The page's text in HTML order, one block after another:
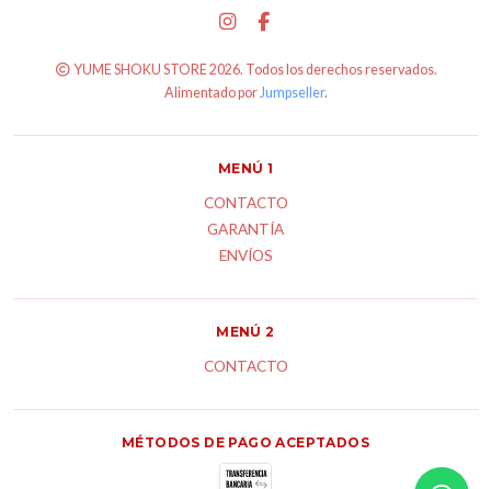
YUME SHOKU STORE 2026. Todos los derechos reservados.
Alimentado porJumpseller.
MENÚ 1
CONTACTO
GARANTÍA
ENVÍOS
MENÚ 2
CONTACTO
MÉTODOS DE PAGO ACEPTADOS